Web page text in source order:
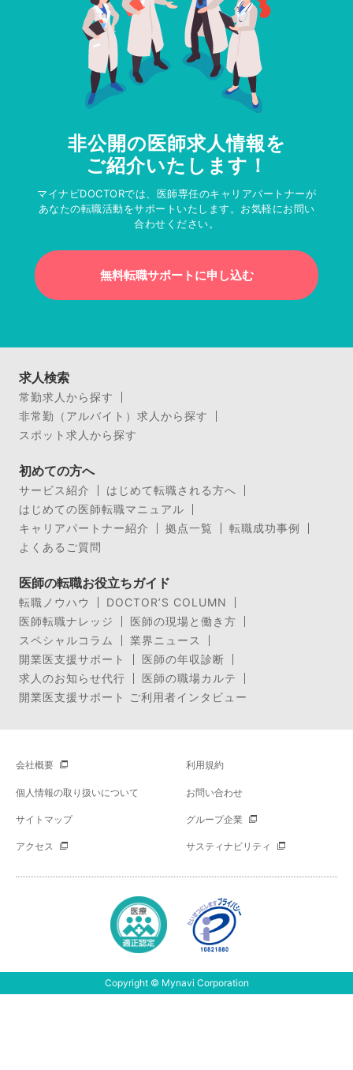
非公開の医師求人情報を
ご紹介いたします！
マイナビDOCTORでは、医師専任のキャリアパートナーが
あなたの転職活動をサポートいたします。お気軽にお問い
合わせください。
無料転職サポートに申し込む
求人検索
常勤求人から探す
非常勤（アルバイト）求人から探す
スポット求人から探す
初めての方へ
サービス紹介
はじめて転職される方へ
はじめての医師転職マニュアル
キャリアパートナー紹介
拠点一覧
転職成功事例
よくあるご質問
医師の転職お役立ちガイド
転職ノウハウ
DOCTOR’S COLUMN
医師転職ナレッジ
医師の現場と働き方
スペシャルコラム
業界ニュース
開業医支援サポート
医師の年収診断
求人のお知らせ代行
医師の職場カルテ
開業医支援サポート ご利用者インタビュー
会社概要 利用規約
個人情報の取り扱いについて お問い合わせ
サイトマップ グループ企業
アクセス サスティナビリティ
Copyright © Mynavi Corporation